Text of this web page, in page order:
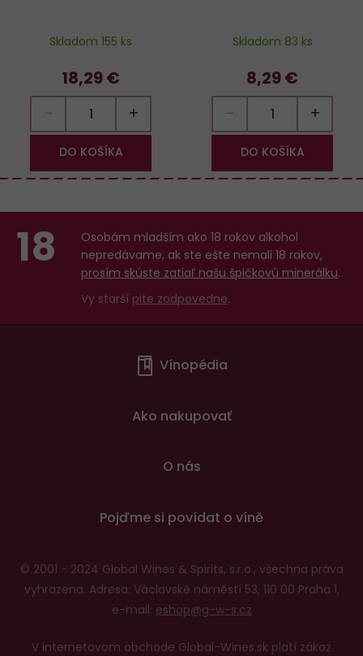
Skladom 155 ks
18,29 €
− +
DO KOŠÍKA
Skladom 83 ks
8,29 €
− +
DO KOŠÍKA
18
Osobám mladším ako 18 rokov alkohol
nepredávame, ak ste ešte nemali 18 rokov,
prosím skúste zatiaľ našu špičkovú minerálku.
Vy starší pite zodpovedne.
Vínopédia
Ako nakupovať
O nás
Pojďme si povídat o víně
© 2001 - 2024 Global Wines & Spirits, s.r.o., všechna práva
vyhrazena. Adresa: Václavské náměstí 53, 110 00 Praha 1,
e-mail: eshop@g-w-s.cz
V internetovom obchode Global-Wines.sk platí zákaz